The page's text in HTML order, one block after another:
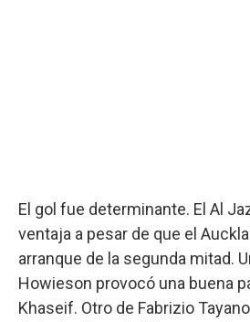
El gol fue determinante. El Al
ventaja a pesar de que el
arranque de la segunda mitad.
Howieson provocó una buena
Khaseif. Otro de Fabrizio